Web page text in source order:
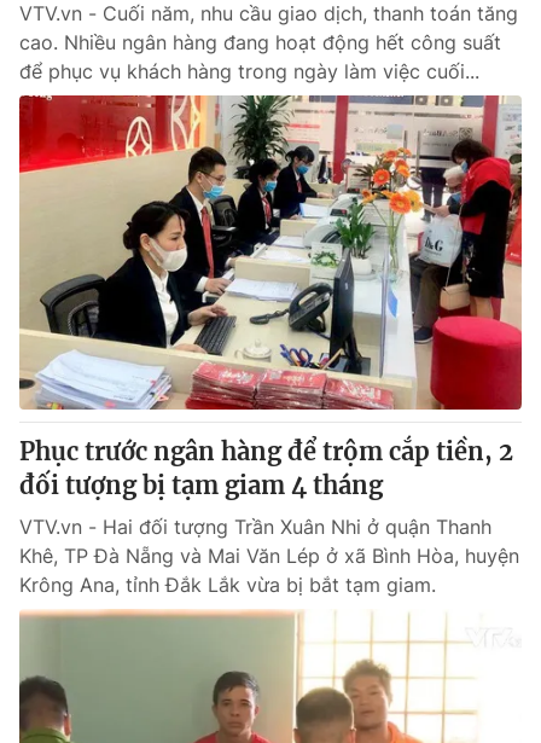
VTV.vn - Cuối năm, nhu cầu giao dịch, thanh toán tăng
cao. Nhiều ngân hàng đang hoạt động hết công suất
để phục vụ khách hàng trong ngày làm việc cuối...
Phục trước ngân hàng để trộm cắp tiền, 2
đối tượng bị tạm giam 4 tháng
VTV.vn - Hai đối tượng Trần Xuân Nhi ở quận Thanh
Khê, TP Đà Nẵng và Mai Văn Lép ở xã Bình Hòa, huyện
Krông Ana, tỉnh Đắk Lắk vừa bị bắt tạm giam.